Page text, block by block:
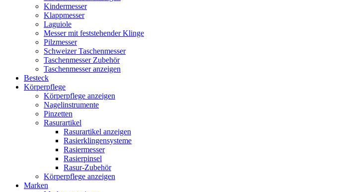
Kindermesser
Klappmesser
Laguiole
Messer mit feststehender Klinge
Pilzmesser
Schweizer Taschenmesser
Taschenmesser Zubehör
Taschenmesser anzeigen
Besteck
Körperpflege
Körperpflege anzeigen
Nagelinstrumente
Pinzetten
Rasurartikel
Rasurartikel anzeigen
Rasierklingensysteme
Rasiermesser
Rasierpinsel
Rasur-Zubehör
Körperpflege anzeigen
Marken